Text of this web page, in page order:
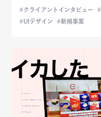
クライアントインタビュー
UIデザイン
新規事業